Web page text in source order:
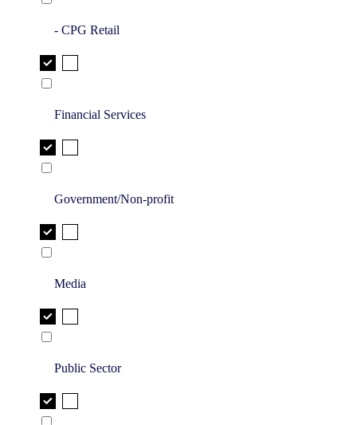
- CPG Retail
Financial Services
Government/Non-profit
Media
Public Sector